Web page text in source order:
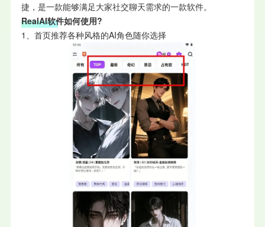
捷，是一款能够满足大家社交聊天需求的一款软件。
RealAI软件如何使用?
1、首页推荐各种风格的AI角色随你选择